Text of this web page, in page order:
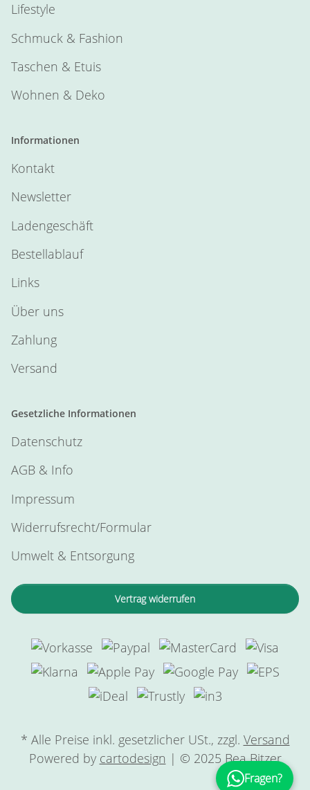
Lifestyle
Schmuck & Fashion
Taschen & Etuis
Wohnen & Deko
Informationen
Kontakt
Newsletter
Ladengeschäft
Bestellablauf
Links
Über uns
Zahlung
Versand
Gesetzliche Informationen
Datenschutz
AGB & Info
Impressum
Widerrufsrecht/Formular
Umwelt & Entsorgung
Vertrag widerrufen
* Alle Preise inkl. gesetzlicher USt., zzgl. Versand
Powered by cartodesign | © 2025 Bea Bitzer
Fragen?